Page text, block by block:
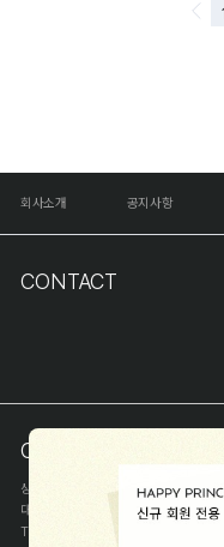
회사소개 공지사항
CONTACT
COMPANY INFO
상호
(주)해피프린스
대표
이화진
TEL